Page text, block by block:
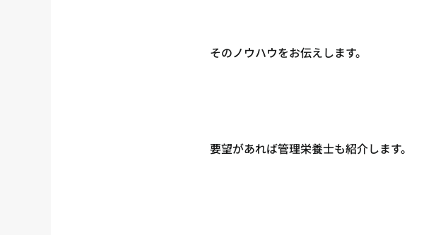
そのノウハウをお伝えします。
要望があれば管理栄養士も紹介します。